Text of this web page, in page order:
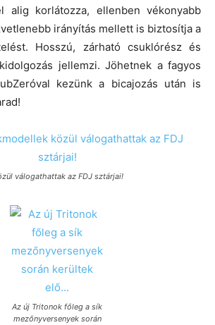
alig korlátozza, ellenben vékonyabb
irányítás mellett is biztosítja a
Hosszú, zárható csuklórész és
jellemzi. Jöhetnek a fagyos
kezünk a bicajozás után is
válogathattak az FDJ sztárjai!
Az új Tritonok főleg a sík
mezőnyversenyek során